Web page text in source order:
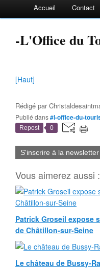
Accueil Contact
-L'Office du
[Haut]
Rédigé par
Publié dans#l-office-du-
Repost 0
S'inscrire à la newsletter
Vous aimerez aussi :
Patrick Groseil expose
de Châtillon-sur-Seine
Le château de Bussy-